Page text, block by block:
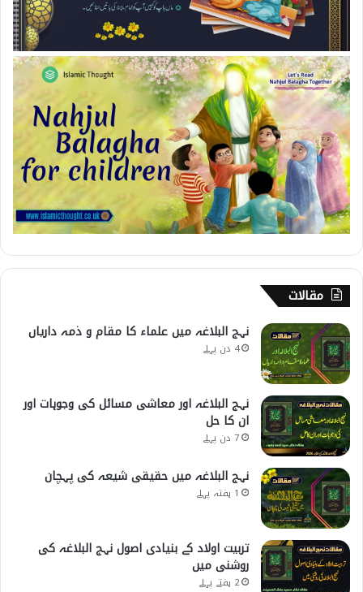
مقالات
نہج البلاغہ میں علماء کا مقام و ذمہ داریاں
4 دن پہلے
نہج البلاغہ اور معاشی مسائل کی وجوہات اور
ان کا حل
7 دن پہلے
نہج البلاغہ میں حقیقی شیعہ کی پہچان
1 ہفتہ پہلے
تربیت اولاد کے بنیادی اصول نہج البلاغہ کی
روشنی میں
2 ہفتے پہلے